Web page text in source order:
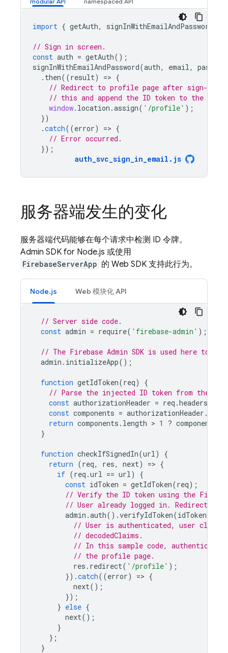
import { getAuth, signInWithEmailAndPassword
// Sign in screen.
const auth = getAuth();
signInWithEmailAndPassword(auth, email,
. then((result) => {
// Redirect to profile page after sign-in.
// this and append the ID token to the
window. location .assign( '/profile' );
})
.catch((error) => {
// Error occurred.
});
auth_svc_sign_in_email . js
服务器端发生的变化
服务器端代码能够在每个请求中检测 ID 令牌。
Admin SDK for Node.js 或使用
FirebaseServerApp 的 Web SDK 支持此行为。
Node.js Web 模块化 API
// Server side code.
const admin = require( 'firebase-admin' );
// The Firebase Admin SDK is used here to
admin . initializeApp();
function getIdToken(req)
{
// Parse the injected ID token from the
const authorizationHeader = req .headers
const components = authorizationHeader .
return components . length > 1 ? components
}
function checkIfSignedIn(url)
{
return (req, res, next) => {
if (req .url == url)
{
const idToken = getIdToken(req);
// Verify the ID token using the
// User already logged in. Redirect to
admin .auth().verifyIdToken(idToken
// User is authenticated, user claims
// decodedClaims.
// In this sample code,
// the profile page.
res . redirect( '/profile' );
}).catch((error) => {
next();
});
} else {
next();
}
};
}